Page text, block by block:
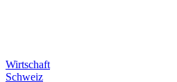
Wirtschaft
Schweiz